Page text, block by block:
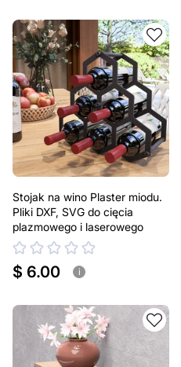
Stojak na wino Plaster miodu.
Pliki DXF, SVG do cięcia
plazmowego i laserowego
$ 6.00 i